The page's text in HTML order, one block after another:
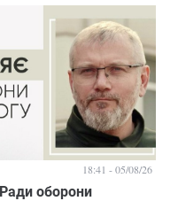
оборони
18:41 - 05/08/26